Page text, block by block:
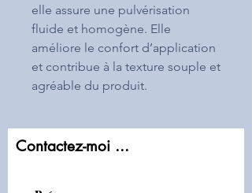
elle assure une pulvérisation
fluide et homogène. Elle
améliore le confort d’application
et contribue à la texture souple et
agréable du produit.
Contactez-moi ...